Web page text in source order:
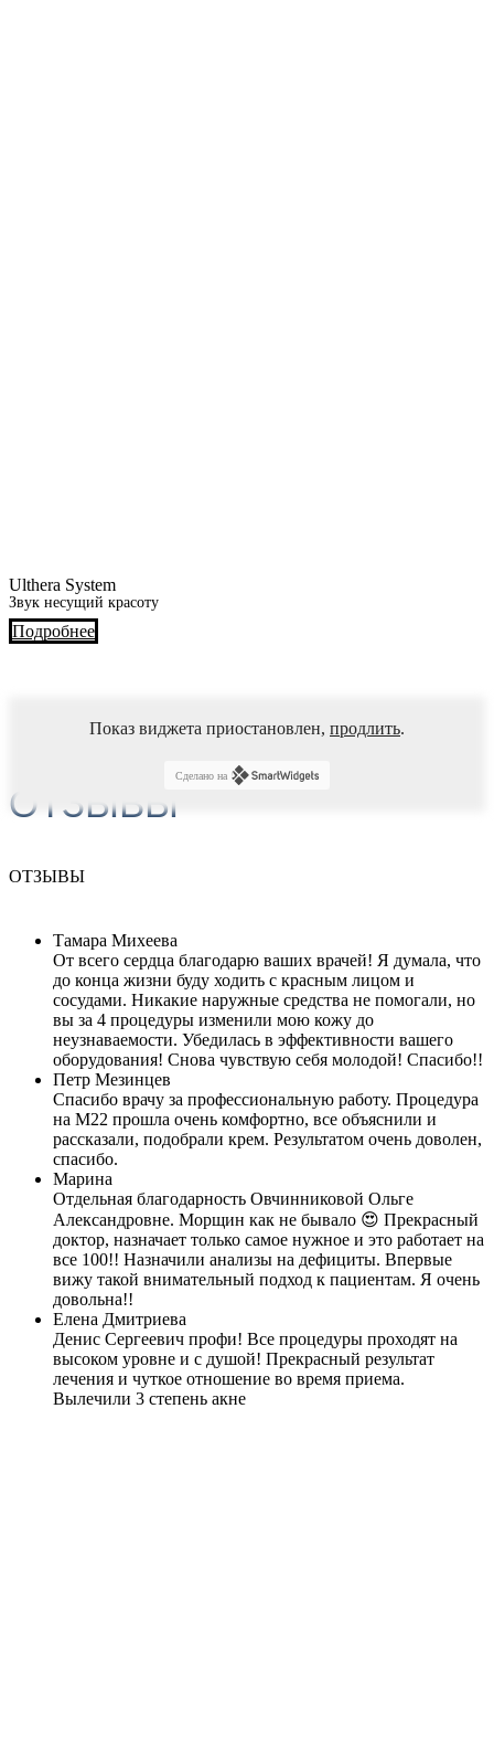
Ulthera System
Звук несущий красоту
Подробнее
ОТЗЫВЫ
Показ виджета приостановлен, продлить.
Сделано на
ОТЗЫВЫ
Тамара Михеева
От всего сердца благодарю ваших врачей! Я думала, что
до конца жизни буду ходить с красным лицом и
сосудами. Никакие наружные средства не помогали, но
вы за 4 процедуры изменили мою кожу до
неузнаваемости. Убедилась в эффективности вашего
оборудования! Снова чувствую себя молодой! Спасибо!!
Петр Мезинцев
Спасибо врачу за профессиональную работу. Процедура
на М22 прошла очень комфортно, все объяснили и
рассказали, подобрали крем. Результатом очень доволен,
спасибо.
Марина
Отдельная благодарность Овчинниковой Ольге
Александровне. Морщин как не бывало 😍 Прекрасный
доктор, назначает только самое нужное и это работает на
все 100!! Назначили анализы на дефициты. Впервые
вижу такой внимательный подход к пациентам. Я очень
довольна!!
Елена Дмитриева
Денис Сергеевич профи! Все процедуры проходят на
высоком уровне и с душой! Прекрасный результат
лечения и чуткое отношение во время приема.
Вылечили 3 степень акне